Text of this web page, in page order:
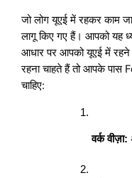
जो लोग यूएई में रहकर काम
लागू किए गए हैं। आपको यह
आधार पर आपको यूएई में
रहना चाहते हैं तो आपके पास
चाहिए:
वर्क वीज़ा: